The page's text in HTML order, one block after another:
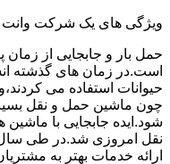
ویژگی های یک شرکت وانت
حمل بار و جابجایی از زمان
است.در زمان های گذشته
حیوانات استفاده می
چون ماشین حمل و نقل
شود.ایده جابجایی با
نقل امروزی شد.در طی
ارائه خدمات بهتر به